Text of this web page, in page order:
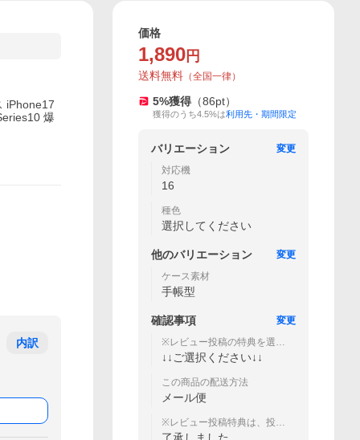
iPhone17
爆
内訳
価格
1,890 円
送料無料 （全国一律）
5%獲得 （86pt）
獲得のうち4.5%は利用先・期間限定
バリエーション
変更
対応機
16
種色
選択してください
他のバリエーション
変更
ケース素材
手帳型
確認事項
変更
※レビュー投稿の特典を選択
してください。
↓↓ご選択ください↓↓
この商品の配送方法
メール便
※レビュー投稿特典は、投稿
後当社にご連絡頂いた方の